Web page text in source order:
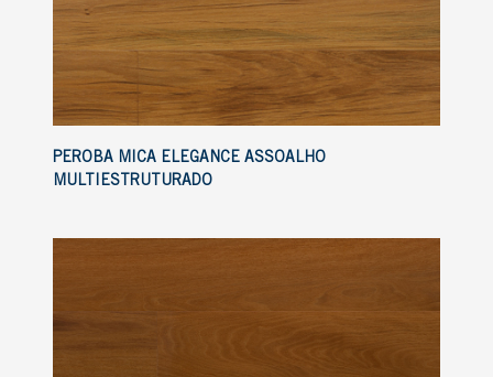
PEROBA MICA ELEGANCE ASSOALHO
MULTIESTRUTURADO